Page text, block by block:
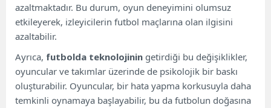
azaltmaktadır. Bu durum, oyun deneyimini olumsuz
etkileyerek, izleyicilerin futbol maçlarına olan ilgisini
azaltabilir.
Ayrıca, futbolda teknolojinin getirdiği bu değişiklikler,
oyuncular ve takımlar üzerinde de psikolojik bir baskı
oluşturabilir. Oyuncular, bir hata yapma korkusuyla daha
temkinli oynamaya başlayabilir, bu da futbolun doğasına